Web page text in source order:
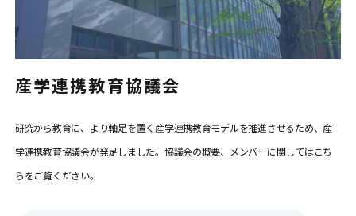
産学連携教育協議会
研究から教育に、より軸足を置く産学連携教育モデルを推進させるため、産
学連携教育協議会が発足しました。協議会の概要、メンバーに関してはこち
らをご覧ください。